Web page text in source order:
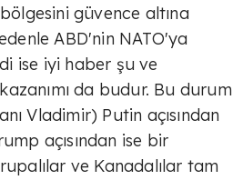
güvence altına
ABD'nin NATO'ya
ise iyi haber şu ve
da budur. Bu durum
Vladimir) Putin açısından
açısından ise bir
ve Kanadalılar tam